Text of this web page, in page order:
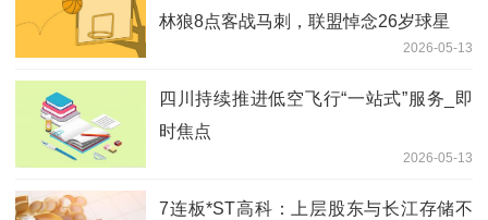
林狼8点客战马刺，联盟悼念26岁球星
2026-05-13
四川持续推进低空飞行“一站式”服务_即
时焦点
2026-05-13
7连板*ST高科：上层股东与长江存储不